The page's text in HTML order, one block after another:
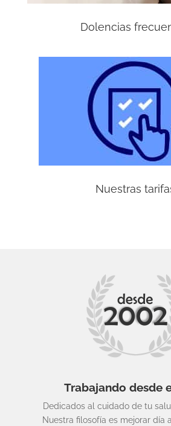
Dolencias
Nuestras
Trabajando desde
Dedicados al cuidado de tu
Nuestra filosofía es mejorar día